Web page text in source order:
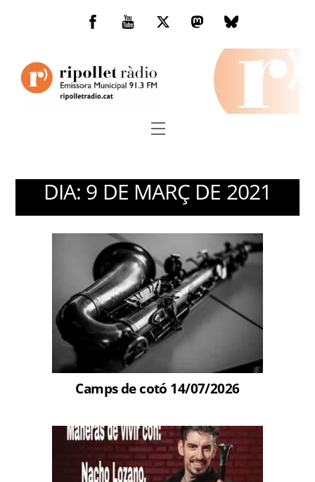
Facebook
You
TwitterMastodonBluesky
Menu
DIA: 9 DE MARÇ DE 2021
Camps de cotó 14/07/2026